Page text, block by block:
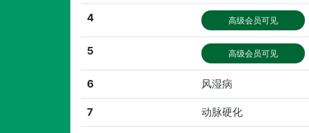
4 高级会员可见
5 高级会员可见
6 风湿病
7 动脉硬化